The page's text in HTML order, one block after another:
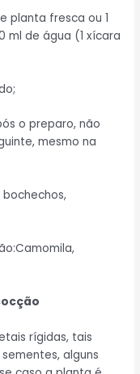
planta fresca ou 1
ml de água (1 xícara
o preparo, não
mesmo na
rígidas, tais
alguns